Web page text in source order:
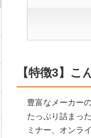
【特徴3】
豊富なメーカー
たっぷり詰まっ
ミナー、オンラ